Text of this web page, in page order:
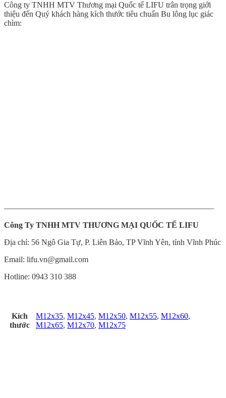
Công ty TNHH MTV Thương mại Quốc tế LIFU trân trọng giới
thiệu đến Quý khách hàng kích thước tiêu chuẩn Bu lông lục giác
chìm:
——————————————————————————
Công Ty TNHH MTV THƯƠNG MẠI QUỐC TẾ LIFU
Địa chỉ: 56 Ngô Gia Tự, P. Liên Bảo, TP Vĩnh Yên, tỉnh Vĩnh Phúc
Email: lifu.vn@gmail.com
Hotline: 0943 310 388
Kích
thước
M12x35, M12x45, M12x50, M12x55, M12x60,
M12x65, M12x70, M12x75